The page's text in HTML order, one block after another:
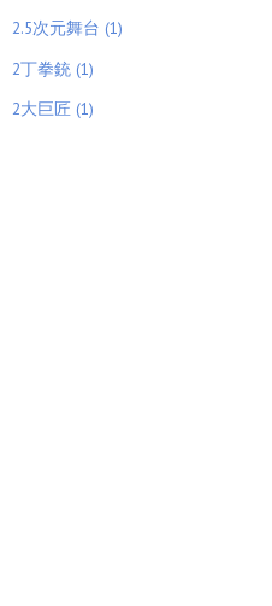
プロ哀みと虎ノ門ニュース
鳴 巨匠手塚治虫が泣き姿が
見えた時に救世主高市早苗
2.5次元舞台 (1)
2丁拳銃 (1)
2大巨匠 (1)